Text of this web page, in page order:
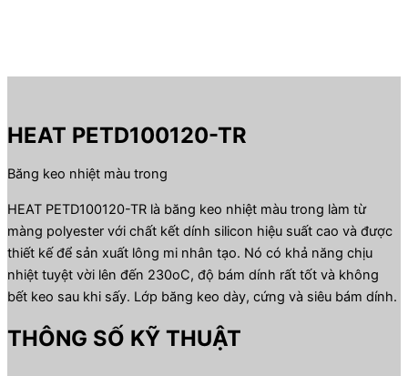
HEAT PETD100120-TR
Băng keo nhiệt màu trong
HEAT PETD100120-TR là băng keo nhiệt màu trong làm từ
màng polyester với chất kết dính silicon hiệu suất cao và được
thiết kế để sản xuất lông mi nhân tạo. Nó có khả năng chịu
nhiệt tuyệt vời lên đến 230oC, độ bám dính rất tốt và không
bết keo sau khi sấy. Lớp băng keo dày, cứng và siêu bám dính.
THÔNG SỐ KỸ THUẬT